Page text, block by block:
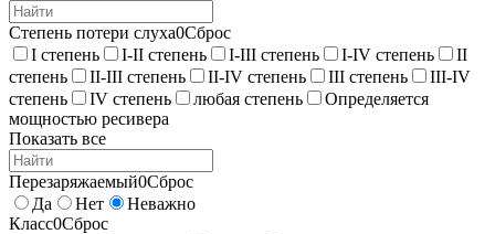
Степень потери слуха0Сброс
I степень
I-II степень I-III степень I-IV степень
II
степень
II-III степень II-IV степень III степень
III-IV
степень
IV степень любая степень
Определяется
мощностью ресивера
Показать все
Перезаряжаемый0Сброс
Да
Нет
Неважно
Класс0Сброс